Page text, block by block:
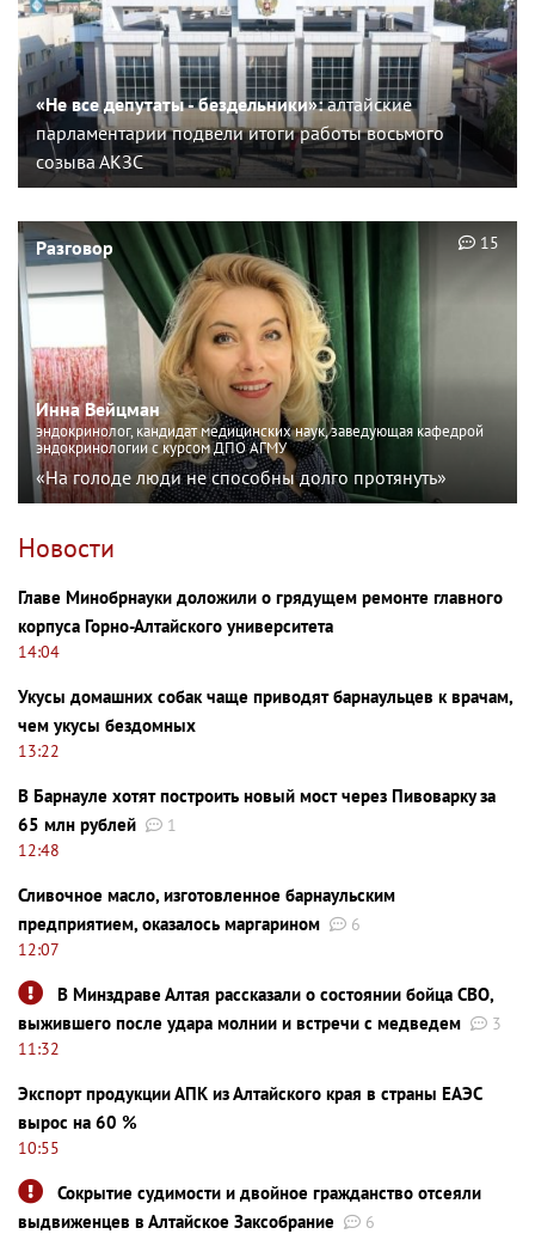
«Не все депутаты - бездельники»:алтайские
парламентарии подвели итоги работы восьмого
созыва АКЗС
Разговор
Инна Вейцман
эндокринолог, кандидат медицинских наук, заведующая кафедрой
эндокринологии с курсом ДПО АГМУ
«На голоде люди не способны долго протянуть»
15
Новости
Главе Минобрнауки доложили о грядущем ремонте главного
корпуса Горно-Алтайского университета
14:04
Укусы домашних собак чаще приводят барнаульцев к врачам,
чем укусы бездомных
13:22
В Барнауле хотят построить новый мост через Пивоварку за
65 млн рублей
1
12:48
Сливочное масло, изготовленное барнаульским
предприятием, оказалось маргарином
6
12:07
В Минздраве Алтая рассказали о состоянии бойца СВО,
выжившего после удара молнии и встречи с медведем
3
11:32
Экспорт продукции АПК из Алтайского края в страны ЕАЭС
вырос на 60 %
10:55
Сокрытие судимости и двойное гражданство отсеяли
выдвиженцев в Алтайское Заксобрание
6